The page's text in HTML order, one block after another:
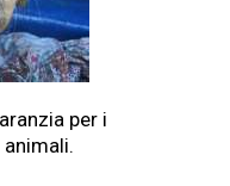
per i